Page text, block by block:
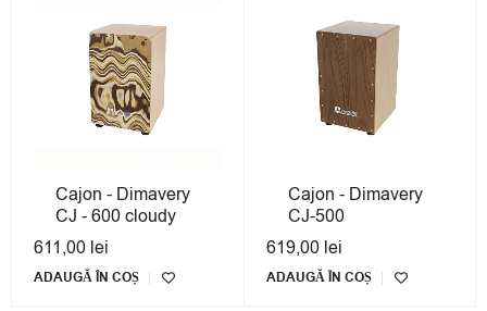
Cajon - Dimavery
CJ - 600 cloudy
611,00 lei
ADAUGĂ ÎN COȘ
Cajon - Dimavery
CJ-500
619,00 lei
ADAUGĂ ÎN COȘ